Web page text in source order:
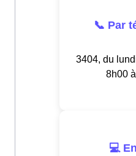
📞 Par
3404, du
8h00
💻